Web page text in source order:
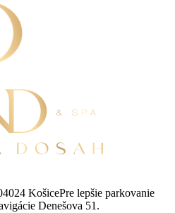
KošicePre lepšie parkovanie
Denešova 51.